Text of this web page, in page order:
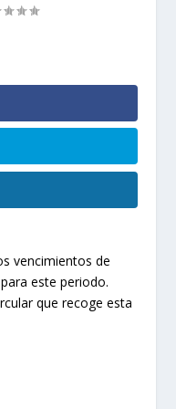
vencimientos de
este periodo.
que recoge esta